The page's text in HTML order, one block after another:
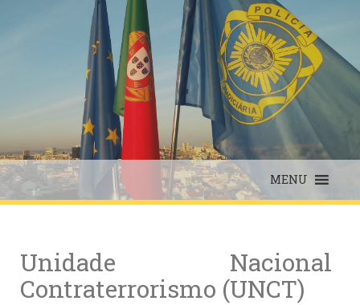
MENU
Unidade Nacional
Contraterrorismo (UNCT)